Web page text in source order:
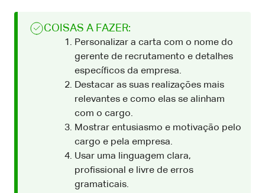
COISAS A FAZER:
Personalizar a carta com o nome do
gerente de recrutamento e detalhes
específicos da empresa.
Destacar as suas realizações mais
relevantes e como elas se alinham
com o cargo.
Mostrar entusiasmo e motivação pelo
cargo e pela empresa.
Usar uma linguagem clara,
profissional e livre de erros
gramaticais.